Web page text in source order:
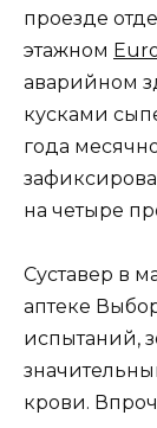
проезде
этажном
аварийном
кусками
года
на четыре
Суставер в
аптеке
испытаний,
крови.